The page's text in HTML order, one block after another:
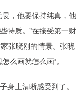
，他要保持纯真，他
特质。”在接受第一财
张晓刚的情景。张晓
么画就怎么画”。
身上清晰感受到了。